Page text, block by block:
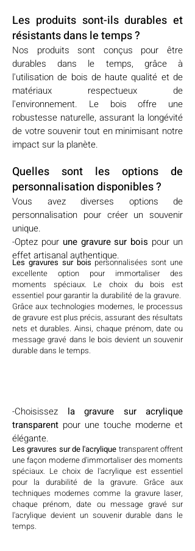
Les produits sont-ils durables et
résistants dans le temps ?
Nos produits sont conçus pour être
durables dans le temps, grâce à
l'utilisation de bois de haute qualité et de
matériaux respectueux de
l'environnement. Le bois offre une
robustesse naturelle, assurant la longévité
de votre souvenir tout en minimisant notre
impact sur la planète.
Quelles sont les options de
personnalisation disponibles ?
Vous avez diverses options de
personnalisation pour créer un souvenir
unique.
-Optez pour une gravure sur bois pour un
effet artisanal authentique.
-Choisissez la gravure sur acrylique
transparent pour une touche moderne et
élégante.
Les gravures sur boispersonnalisées sont une
excellente option pour immortaliser des
moments spéciaux. Le choix du bois est
essentiel pour garantir la durabilité de la gravure.
Grâce aux technologies modernes, le processus
de gravure est plus précis, assurant des résultats
nets et durables. Ainsi, chaque prénom, date ou
message gravé dans le bois devient un souvenir
durable dans le temps.
Les gravures sur de l'acrylique transparent offrent
une façon moderne d'immortaliser des moments
spéciaux. Le choix de l'acrylique est essentiel
pour la durabilité de la gravure. Grâce aux
techniques modernes comme la gravure laser,
chaque prénom, date ou message gravé sur
l'acrylique devient un souvenir durable dans le
temps.